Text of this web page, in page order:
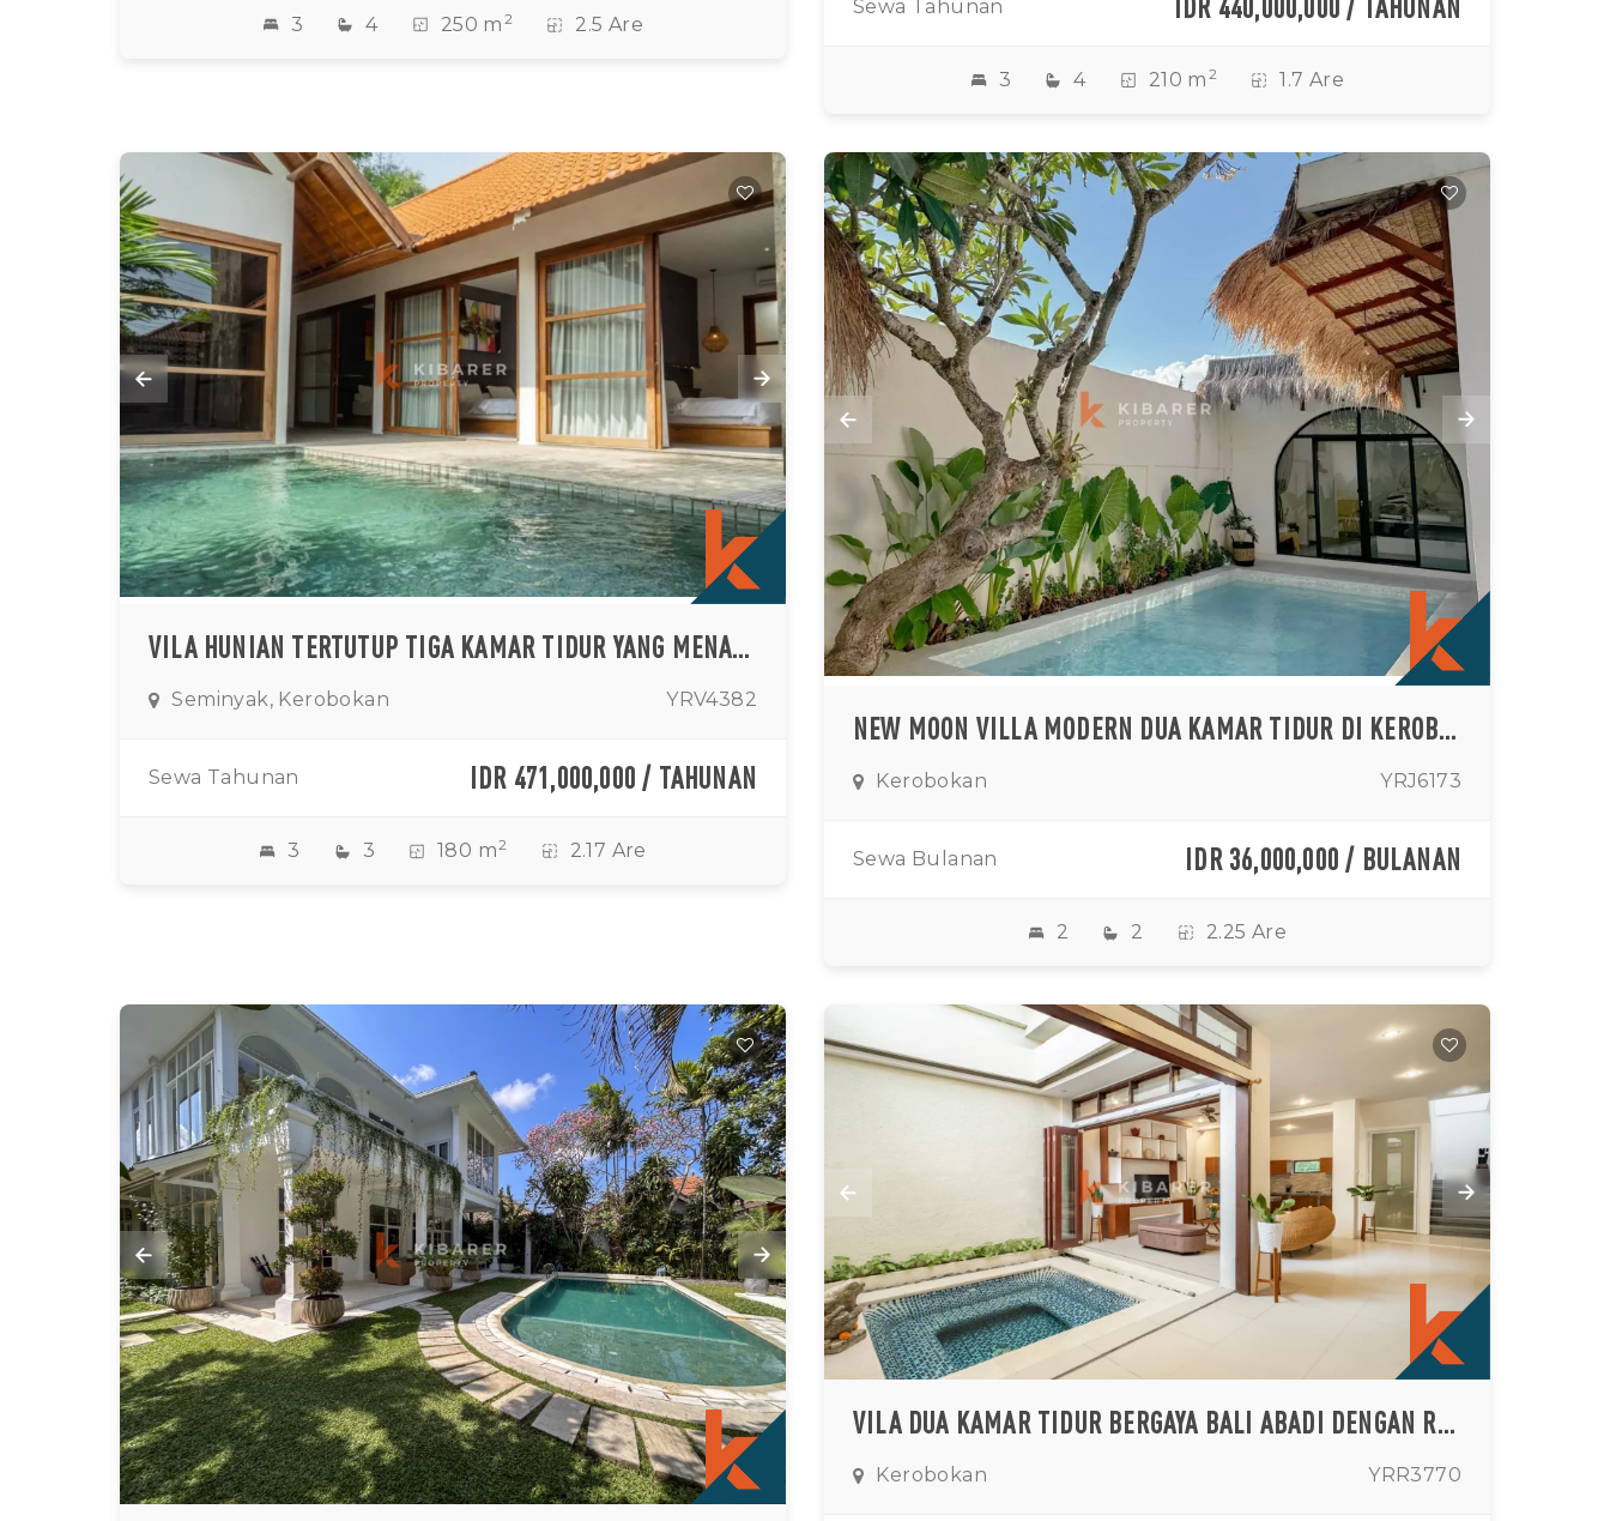
3 4 250 m 2 2.5 Are
Sewa Tahunan
3 4 210 m 2 1.7 Are
VILA HUNIAN TERTUTUP TIGA KAMAR TIDUR YANG MENAWAN DI KEROBOKAN DENGAN KOLAM RENANG DAN LOKASI UTAMA
Seminyak, Kerobokan YRV4382
Sewa Tahunan IDR 471,000,000 / TAHUNAN
3 3 180 m2 2.17 Are
NEW MOON VILLA MODERN DUA KAMAR TIDUR DI KEROBOKAN
Kerobokan YRJ6173
Sewa Bulanan IDR 36,000,000 / BULANAN
2 2 2.25 Are
VILA DUA KAMAR TIDUR BERGAYA BALI ABADI DENGAN RUANG TAMU TERTUTUP DI KEROBOKAN
Kerobokan YRR3770